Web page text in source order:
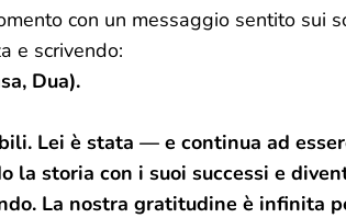
con un messaggio sentito sui
e scrivendo:
Dua).
Lei è stata — e continua ad
la storia con i suoi successi e
La nostra gratitudine è infinita